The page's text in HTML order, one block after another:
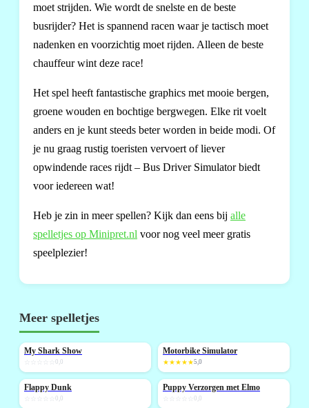
moet strijden. Wie wordt de snelste en de beste
busrijder? Het is spannend racen waar je tactisch moet
nadenken en voorzichtig moet rijden. Alleen de beste
chauffeur wint deze race!
Het spel heeft fantastische graphics met mooie bergen,
groene wouden en bochtige bergwegen. Elke rit voelt
anders en je kunt steeds beter worden in beide modi. Of
je nu graag rustig toeristen vervoert of liever
opwindende races rijdt – Bus Driver Simulator biedt
voor iedereen wat!
Heb je zin in meer spellen? Kijk dan eens bij alle
spelletjes op Minipret.nl voor nog veel meer gratis
speelplezier!
Meer spelletjes
NIEUW
My Shark Show
0,0
NIEUW
Motorbike Simulator
★★★★★5,0
NIEUW
Flappy Dunk
0,0
NIEUW
Puppy Verzorgen met Elmo
0,0